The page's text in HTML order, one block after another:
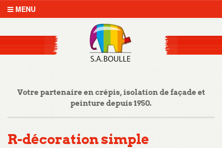
MENU
Votre partenaire en crépis, isolation de façade et
peinture depuis 1950.
R-décoration simple